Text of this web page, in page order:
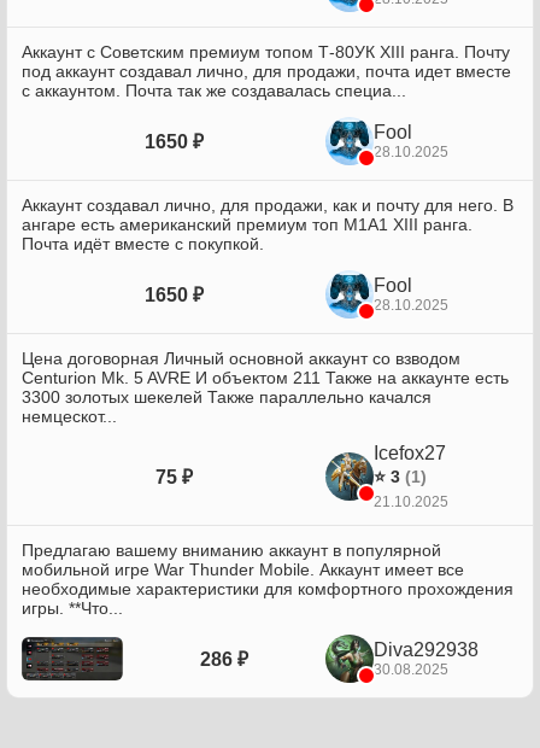
Аккаунт с Советским премиум топом Т-80УК XIII ранга. Почту
под аккаунт создавал лично, для продажи, почта идет вместе
с аккаунтом. Почта так же создавалась специа...
1650 ₽ Fool
28.10.2025
Аккаунт создавал лично, для продажи, как и почту для него. В
ангаре есть американский премиум топ M1A1 XIII ранга.
Почта идёт вместе с покупкой.
1650 ₽ Fool
28.10.2025
Цена договорная Личный основной аккаунт со взводом
Centurion Mk. 5 AVRE И объектом 211 Также на аккаунте есть
3300 золотых шекелей Также параллельно качался
немцескот...
75 ₽
Icefox27
⭐ 3 (1)
21.10.2025
Предлагаю вашему вниманию аккаунт в популярной
мобильной игре War Thunder Mobile. Аккаунт имеет все
необходимые характеристики для комфортного прохождения
игры. **Что...
286 ₽ Diva292938
30.08.2025